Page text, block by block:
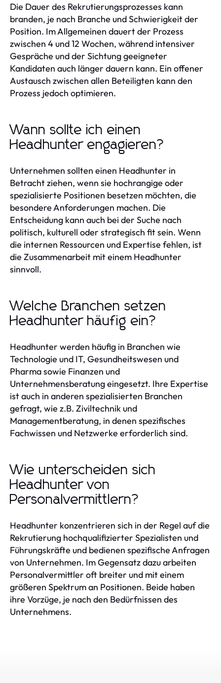
Die Dauer des Rekrutierungsprozesses kann
branden, je nach Branche und Schwierigkeit der
Position. Im Allgemeinen dauert der Prozess
zwischen 4 und 12 Wochen, während intensiver
Gespräche und der Sichtung geeigneter
Kandidaten auch länger dauern kann. Ein offener
Austausch zwischen allen Beteiligten kann den
Prozess jedoch optimieren.
Wann sollte ich einen
Headhunter engagieren?
Unternehmen sollten einen Headhunter in
Betracht ziehen, wenn sie hochrangige oder
spezialisierte Positionen besetzen möchten, die
besondere Anforderungen machen. Die
Entscheidung kann auch bei der Suche nach
politisch, kulturell oder strategisch fit sein. Wenn
die internen Ressourcen und Expertise fehlen, ist
die Zusammenarbeit mit einem Headhunter
sinnvoll.
Welche Branchen setzen
Headhunter häufig ein?
Headhunter werden häufig in Branchen wie
Technologie und IT, Gesundheitswesen und
Pharma sowie Finanzen und
Unternehmensberatung eingesetzt. Ihre Expertise
ist auch in anderen spezialisierten Branchen
gefragt, wie z.B. Ziviltechnik und
Managementberatung, in denen spezifisches
Fachwissen und Netzwerke erforderlich sind.
Wie unterscheiden sich
Headhunter von
Personalvermittlern?
Headhunter konzentrieren sich in der Regel auf die
Rekrutierung hochqualifizierter Spezialisten und
Führungskräfte und bedienen spezifische Anfragen
von Unternehmen. Im Gegensatz dazu arbeiten
Personalvermittler oft breiter und mit einem
größeren Spektrum an Positionen. Beide haben
ihre Vorzüge, je nach den Bedürfnissen des
Unternehmens.